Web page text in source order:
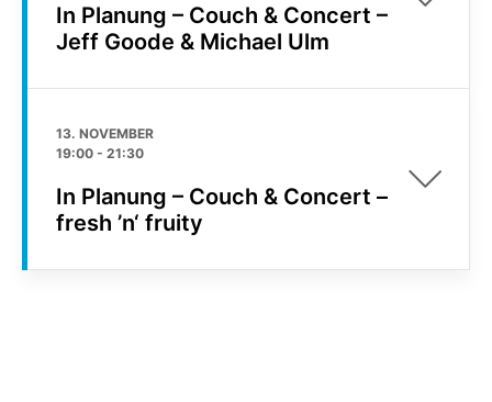
In Planung – Couch & Concert –
Jeff Goode & Michael Ulm
13. NOVEMBER
19:00 - 21:30
In Planung – Couch & Concert –
fresh ’n‘ fruity